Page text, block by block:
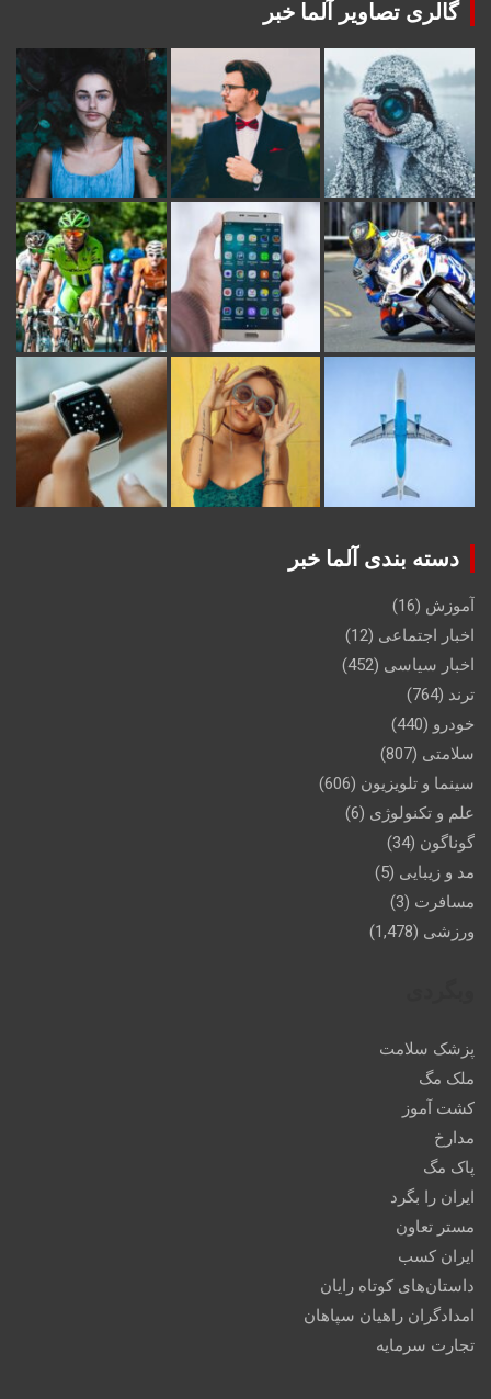
گالری تصاویر آلما خبر
دسته بندی آلما خبر
آموزش (16)
اخبار اجتماعی (12)
اخبار سیاسی (452)
ترند (764)
خودرو (440)
سلامتی (807)
سینما و تلویزیون (606)
علم و تکنولوژی (6)
گوناگون (34)
مد و زیبایی (5)
مسافرت (3)
ورزشی (1,478)
پزشک سلامت
ملک مگ
کشت آموز
مدارخ
پاک مگ
ایران را بگرد
مستر تعاون
ایران کسب
داستان‌های کوتاه رایان
امدادگران راهیان سپاهان
تجارت سرمایه